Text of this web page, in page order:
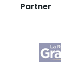
Agence
Bureau
Partner